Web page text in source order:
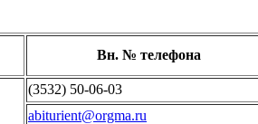
Вн. № телефона
(3532) 50-06-03
abiturient@orgma.ru